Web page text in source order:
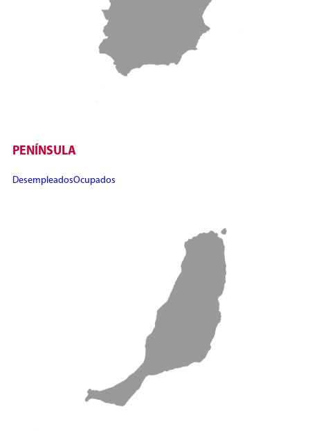
PENÍNSULA
DesempleadosOcupados